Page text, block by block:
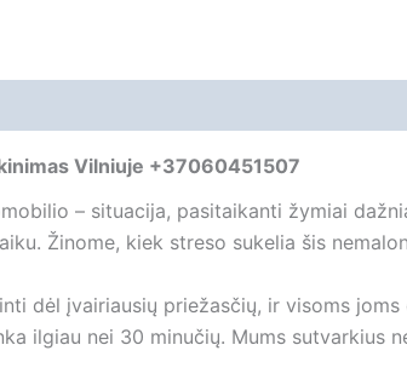
Vilniuje +37060451507
– situacija, pasitaikanti žymiai
Žinome, kiek streso sukelia šis
dėl įvairiausių priežasčių, ir visoms
ilgiau nei 30 minučių. Mums sutvarkius